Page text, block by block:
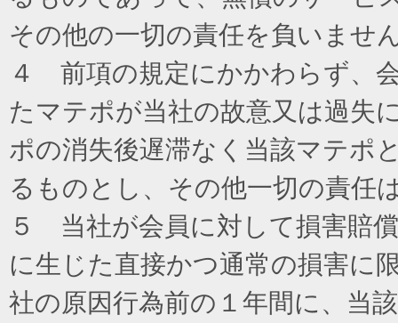
その他の一切の責任を負いませ
４ 前項の規定にかかわらず、
たマテポが当社の故意又は過失
ポの消失後遅滞なく当該マテポ
るものとし、その他一切の責任
５ 当社が会員に対して損害賠
に生じた直接かつ通常の損害に
社の原因行為前の１年間に、当